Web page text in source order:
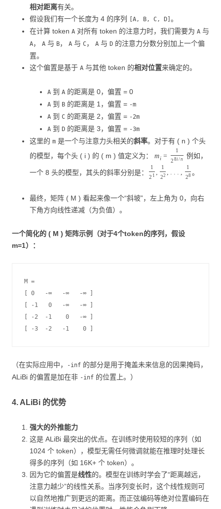
相对距离有关。
假设我们有一个长度为 4 的序列
[A, B, C, D] 。
在计算 token A 对所有 token 的注意力时，我们需要为 A 与
A， A 与 B， A 与 C， A 与 D 的注意力分数分别加上一个偏
置。
这个偏置是基于 A 与其他 token 的相对位置来确定的。
A 到 A 的距离是 0，偏置 = 0
A 到 B 的距离是 1，偏置 = -m
A 到 C 的距离是 2，偏置 = -2m
A 到 D 的距离是 3，偏置 = -3m
这里的 m 是一个与注意力头相关的斜率。对于有 ( n ) 个头
的模型，每个头 ( i ) 的 ( m ) 值定义为： mi =
1
2 8i /n 例如，
一个 8 头的模型，其头的斜率分别是：
1
2 1 ,
1
22 , . . . ,
1
28 。
最终，矩阵 ( M ) 看起来像一个“斜坡”，左上角为 0，向右
下角方向线性递减（为负值）。
一个简化的 ( M ) 矩阵示例（对于4个token的序列，假设
m=1）：
M =
[ 0   -∞   -∞   -∞ ]
[ -1   0   -∞   -∞ ]
[ -2  -1    0   -∞ ]
（在实际应用中， -inf 的部分是用于掩盖未来信息的因果掩码，
ALiBi 的偏置是加在非 -inf 的位置上。）
4. ALiBi 的优势
强大的外推能力
这是 ALiBi 最突出的优点。在训练时使用较短的序列（如
1024 个 token），模型无需任何微调就能在推理时处理长
得多的序列（如 16K+ 个 token）。
因为它的偏置是线性的。模型在训练时学会了“距离越远，
注意力越少”的线性关系。当序列变长时，这个线性规则可
以自然地推广到更远的距离。而正弦编码等绝对位置编码在